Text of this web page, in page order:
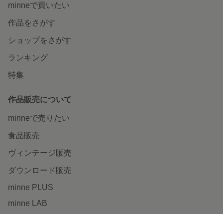
minneで買いたい
作品をさがす
ショップをさがす
ランキング
特集
作品販売について
minneで売りたい
食品販売
ヴィンテージ販売
ダウンロード販売
minne PLUS
minne LAB